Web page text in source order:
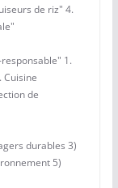
de riz" 4.
1.
Cuisine
de
durables 3)
5)